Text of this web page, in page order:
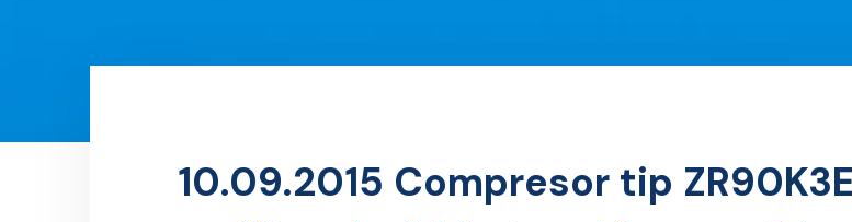
10.09.2015 Compresor tip